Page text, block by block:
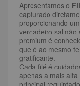
Apresentamos o
capturado
proporcionando
verdadeiro salmão
premium é
que é ao mesmo
gratificante.
Cada filé é
apenas a mais
principal